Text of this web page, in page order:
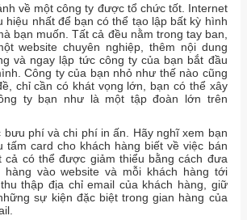
về một công ty được tổ chức tốt. Internet
hiệu nhất để bạn có thể tạo lập bất kỳ hình
bạn muốn. Tất cả đều nằm trong tay ban,
website chuyên nghiệp, thêm nội dung
và ngay lập tức công ty của bạn bắt đầu
Công ty của bạn nhỏ như thế nào cũng
chỉ cần có khát vọng lớn, bạn có thể xây
ty bạn như là một tập đoàn lớn trên
bưu phí và chi phí in ấn. Hãy nghĩ xem bạn
tấm card cho khách hàng biết về việc bán
cả có thể được giảm thiểu bằng cách đưa
vào website và mỗi khách hàng tới
thập địa chỉ email của khách hàng, giữ
sự kiện đặc biệt trong gian hàng của